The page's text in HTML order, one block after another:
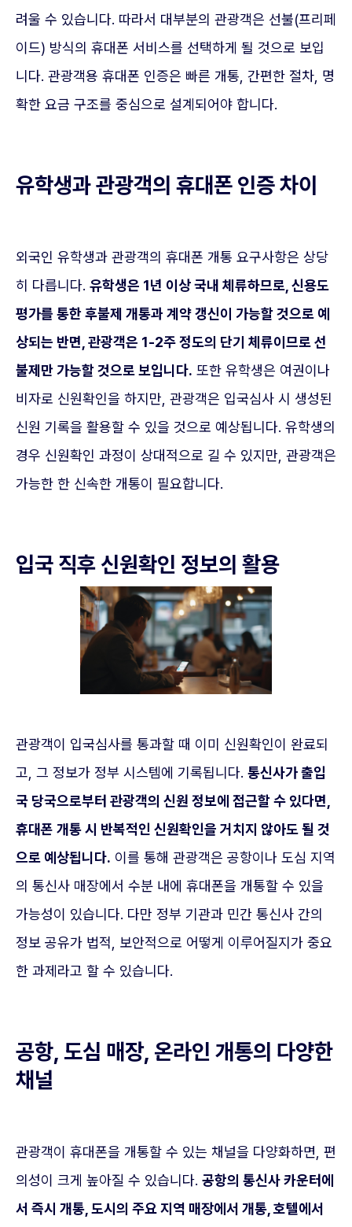
려울 수 있습니다. 따라서 대부분의 관광객은 선불(프리페
이드) 방식의 휴대폰 서비스를 선택하게 될 것으로 보입
니다. 관광객용 휴대폰 인증은 빠른 개통, 간편한 절차, 명
확한 요금 구조를 중심으로 설계되어야 합니다.
유학생과 관광객의 휴대폰 인증 차이
외국인 유학생과 관광객의 휴대폰 개통 요구사항은 상당
히 다릅니다. 유학생은 1년 이상 국내 체류하므로, 신용도
평가를 통한 후불제 개통과 계약 갱신이 가능할 것으로 예
상되는 반면, 관광객은 1-2주 정도의 단기 체류이므로 선
불제만 가능할 것으로 보입니다. 또한 유학생은 여권이나
비자로 신원확인을 하지만, 관광객은 입국심사 시 생성된
신원 기록을 활용할 수 있을 것으로 예상됩니다. 유학생의
경우 신원확인 과정이 상대적으로 길 수 있지만, 관광객은
가능한 한 신속한 개통이 필요합니다.
입국 직후 신원확인 정보의 활용
관광객이 입국심사를 통과할 때 이미 신원확인이 완료되
고, 그 정보가 정부 시스템에 기록됩니다. 통신사가 출입
국 당국으로부터 관광객의 신원 정보에 접근할 수 있다면,
휴대폰 개통 시 반복적인 신원확인을 거치지 않아도 될 것
으로 예상됩니다. 이를 통해 관광객은 공항이나 도심 지역
의 통신사 매장에서 수분 내에 휴대폰을 개통할 수 있을
가능성이 있습니다. 다만 정부 기관과 민간 통신사 간의
정보 공유가 법적, 보안적으로 어떻게 이루어질지가 중요
한 과제라고 할 수 있습니다.
공항, 도심 매장, 온라인 개통의 다양한
채널
관광객이 휴대폰을 개통할 수 있는 채널을 다양화하면, 편
의성이 크게 높아질 수 있습니다. 공항의 통신사 카운터에
서 즉시 개통, 도시의 주요 지역 매장에서 개통, 호텔에서